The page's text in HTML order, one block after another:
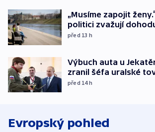
„Musíme zapojit
politici zvažují
před 13 h
Výbuch auta u
zranil šéfa uralské
před 14h
Evropský pohled